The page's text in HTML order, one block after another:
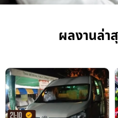
ผลงานล่า